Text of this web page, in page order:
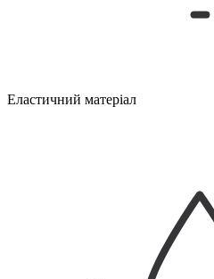
Еластичний матеріал